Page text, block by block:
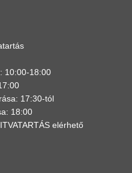
10:00-18:00
17:30-tól
18:00
elérhető